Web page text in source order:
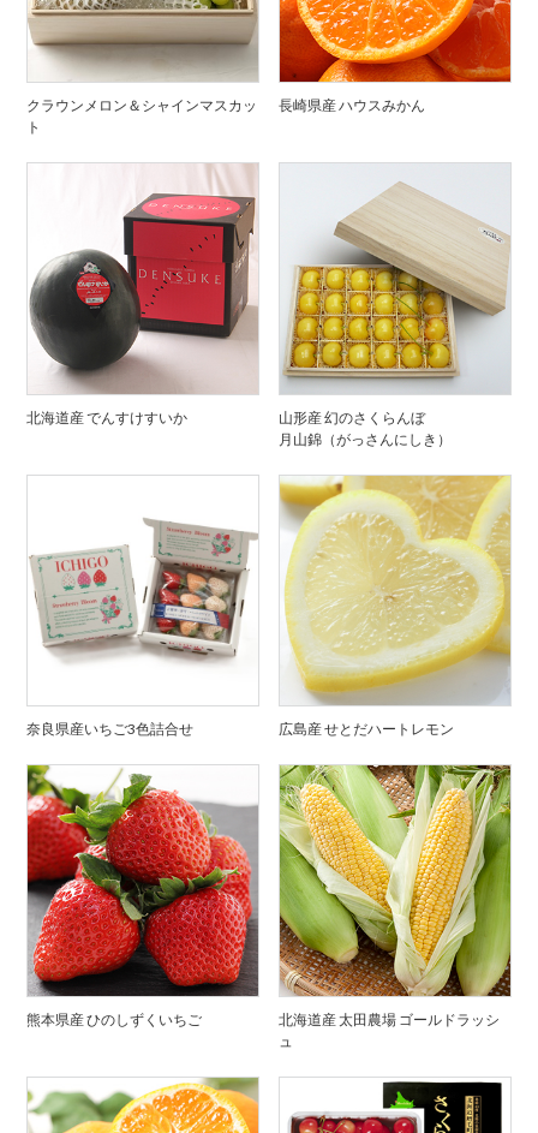
クラウンメロン＆シャインマスカッ
ト
長崎県産 ハウスみかん
北海道産 でんすけすいか
山形産 幻のさくらんぼ
月山錦（がっさんにしき）
奈良県産いちご3色詰合せ 広島産 せとだハートレモン
熊本県産 ひのしずくいちご
北海道産 太田農場 ゴールドラッシ
ュ